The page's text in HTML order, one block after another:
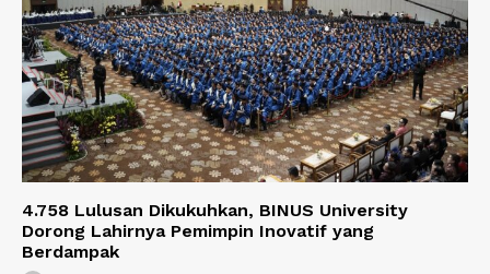
4.758 Lulusan Dikukuhkan, BINUS University
Dorong Lahirnya Pemimpin Inovatif yang
Berdampak